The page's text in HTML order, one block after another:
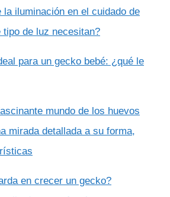
la iluminación en el cuidado de
de luz necesitan?
para un gecko bebé: ¿qué le
mundo de los huevos
mirada detallada a su forma,
en crecer un gecko?